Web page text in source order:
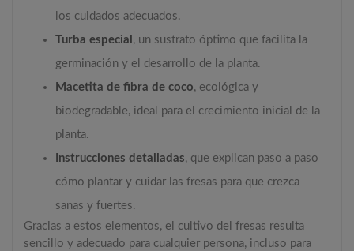
los cuidados adecuados.
Turba especial , un sustrato óptimo que facilita la
germinación y el desarrollo de la planta.
Macetita de fibra de coco, ecológica y
biodegradable, ideal para el crecimiento inicial de la
planta.
Instrucciones detalladas, que explican paso a paso
cómo plantar y cuidar las fresas para que crezca
sanas y fuertes.
Gracias a estos elementos, el cultivo del fresas resulta
sencillo y adecuado para cualquier persona, incluso para